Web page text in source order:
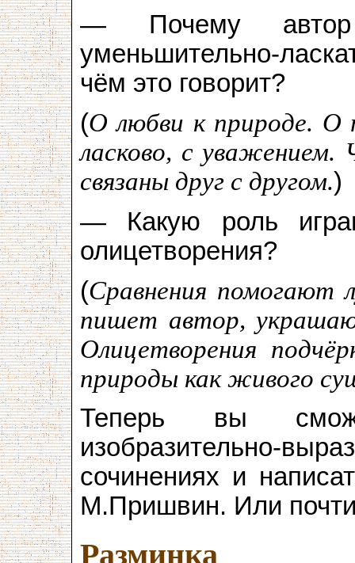
— Почему автор
уменьшительно-
чём это говорит?
(О любви к природе. О
ласково, с уважением.
связаны друг с другом.)
— Какую роль
олицетворения?
(Сравнения помогают
пишет автор,
Олицетворения
природы как живого
Теперь вы
изобразительно-
сочинениях и
М.Пришвин. Или
Разминка